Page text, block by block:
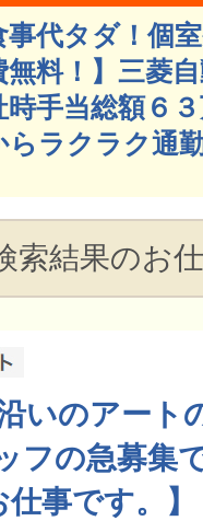
事代タダ！個
無料！】三菱
時手当総額６
らラクラク通
索結果のお
いのアート
フの急募集
事です。】